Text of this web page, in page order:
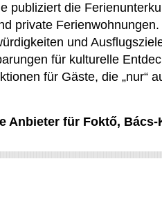
publiziert die
private
und
für kulturelle
für Gäste, die „nur“
Anbieter für Foktő, Bács-